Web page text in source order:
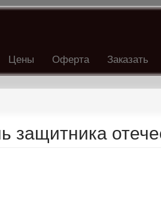
Цены Оферта Заказать
защитника